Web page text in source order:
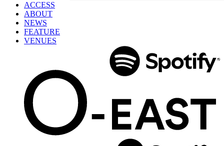
ACCESS
ABOUT
NEWS
FEATURE
VENUES